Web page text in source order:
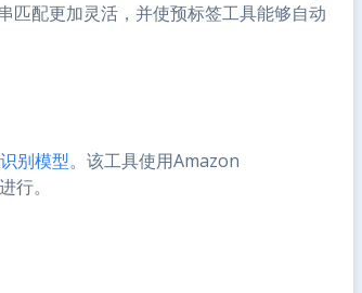
匹配更加灵活，并使预标签工具能够自动
别模型。该工具使用Amazon
行。